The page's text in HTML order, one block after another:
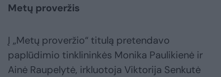
Metų proveržis
Į „Metų proveržio“ titulą pretendavo
paplūdimio tinklininkės Monika Paulikienė ir
Ainė Raupelytė, irkluotoja Viktorija Senkutė